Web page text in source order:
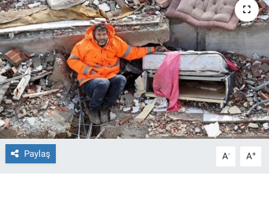
Paylaş A- A+
Ekonomi
Forum
Gerçeğin İzinde
Gün Başlıyor
Gün Bitiyor